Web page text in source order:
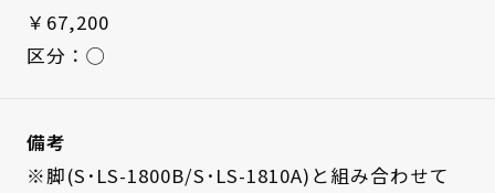
￥67,200
区分：◯
備考
※脚(S･LS-1800B/S･LS-1810A)と組み合わせて